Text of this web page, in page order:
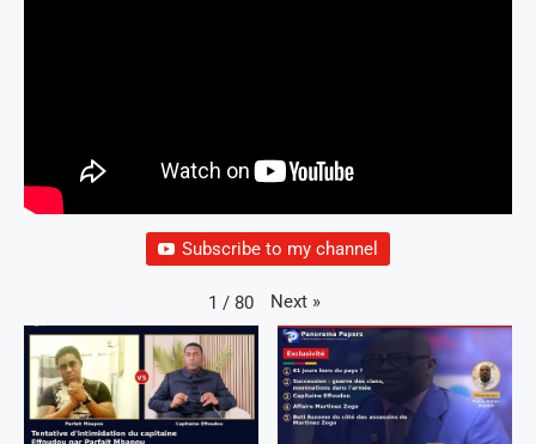
Subscribe to my channel
1 / 80 Next »